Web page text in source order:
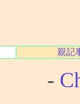
親記
-